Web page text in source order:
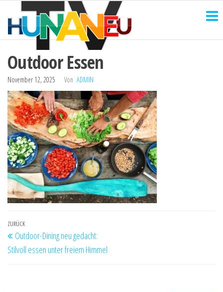
Inhalt
springen
Outdoor Essen
November 12, 2025 Von ADMIN
Beitragsnavigation
Vorheriger
Beitrag
ZURÜCK
Outdoor-Dining neu gedacht:
Stilvoll essen unter freiem Himmel